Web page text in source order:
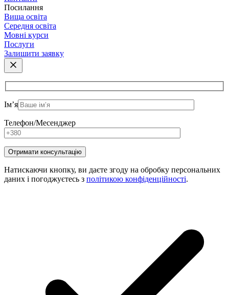
Посилання
Вища освіта
Середня освіта
Мовні курси
Послуги
Залишити заявку
Ім’я
Телефон/Месенджер
Натискаючи кнопку, ви даєте згоду на обробку персональних
даних і погоджуєтесь з політикою конфіденційності.